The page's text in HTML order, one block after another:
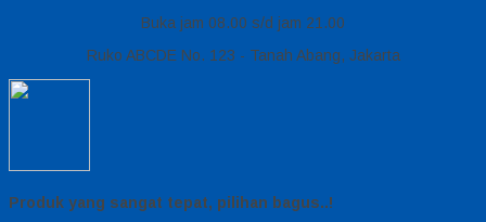
Buka jam 08.00 s/d jam 21.00
Ruko ABCDE No. 123 - Tanah Abang, Jakarta
Produk yang sangat tepat, pilihan bagus..!